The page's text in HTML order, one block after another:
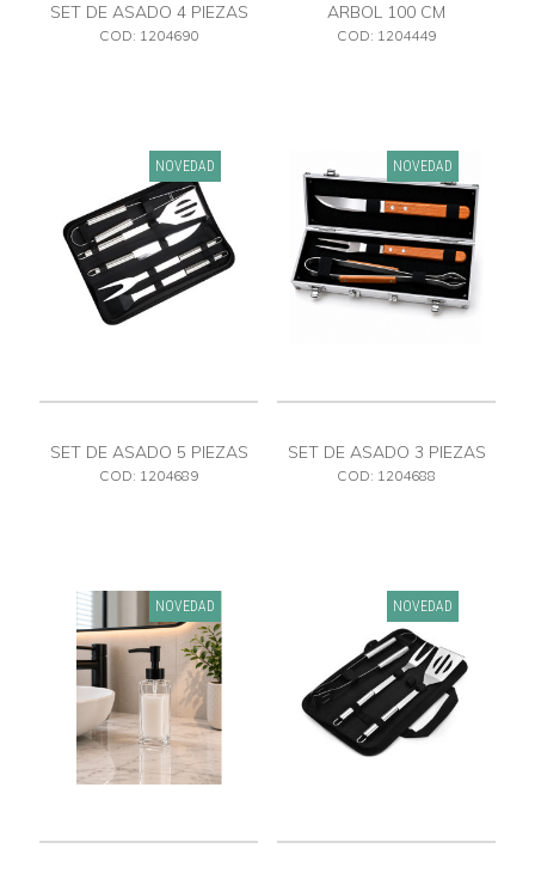
SET DE ASADO 4 PIEZAS
ESTUCHE CON CIERRE
COD: 1204690
ARBOL 100 CM
COD: 1204449
NOVEDAD
SET DE ASADO 5 PIEZAS
ESTUCHE CON CIERRE
COD: 1204689
NOVEDAD
SET DE ASADO 3 PIEZAS
CON MALETIN
COD: 1204688
NOVEDAD NOVEDAD